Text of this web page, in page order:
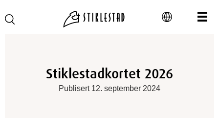
Stiklestadkortet 2026
Publisert 12. september 2024